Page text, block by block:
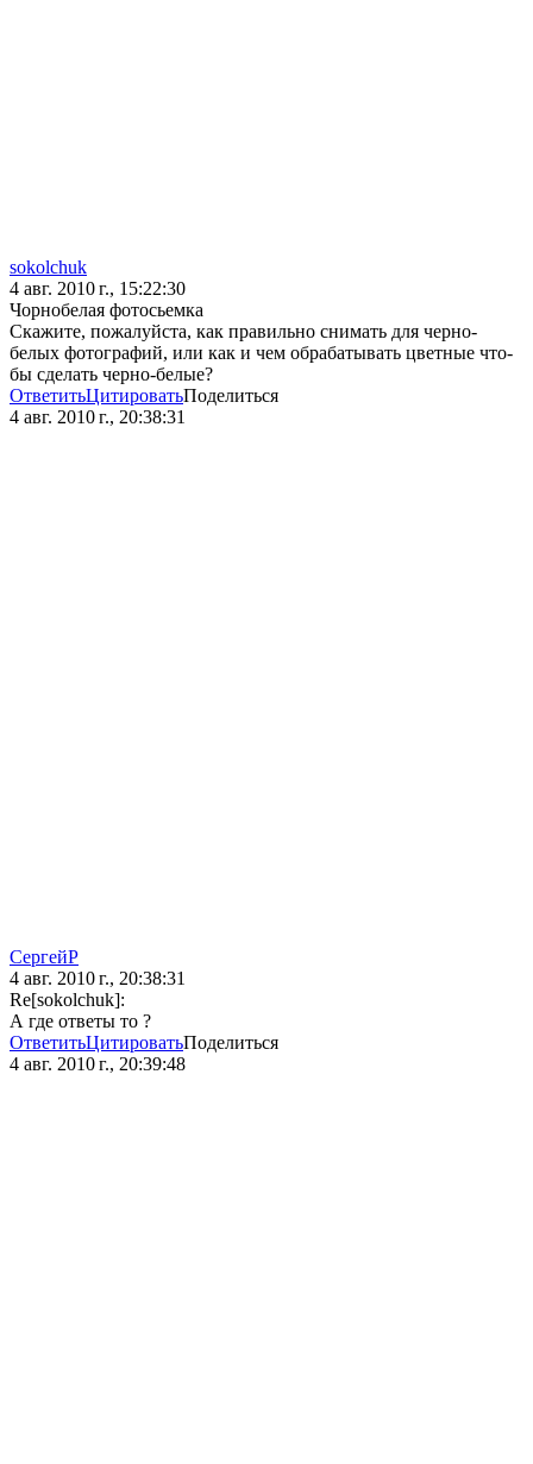
sokolchuk
4 авг. 2010 г., 15:22:30
Чорнобелая фотосьемка
Скажите, пожалуйста, как правильно снимать для черно-
белых фотографий, или как и чем обрабатывать цветные что-
бы сделать черно-белые?
ОтветитьЦитироватьПоделиться
4 авг. 2010 г., 20:38:31
СергейР
4 авг. 2010 г., 20:38:31
Re[sokolchuk]:
А где ответы то ?
ОтветитьЦитироватьПоделиться
4 авг. 2010 г., 20:39:48